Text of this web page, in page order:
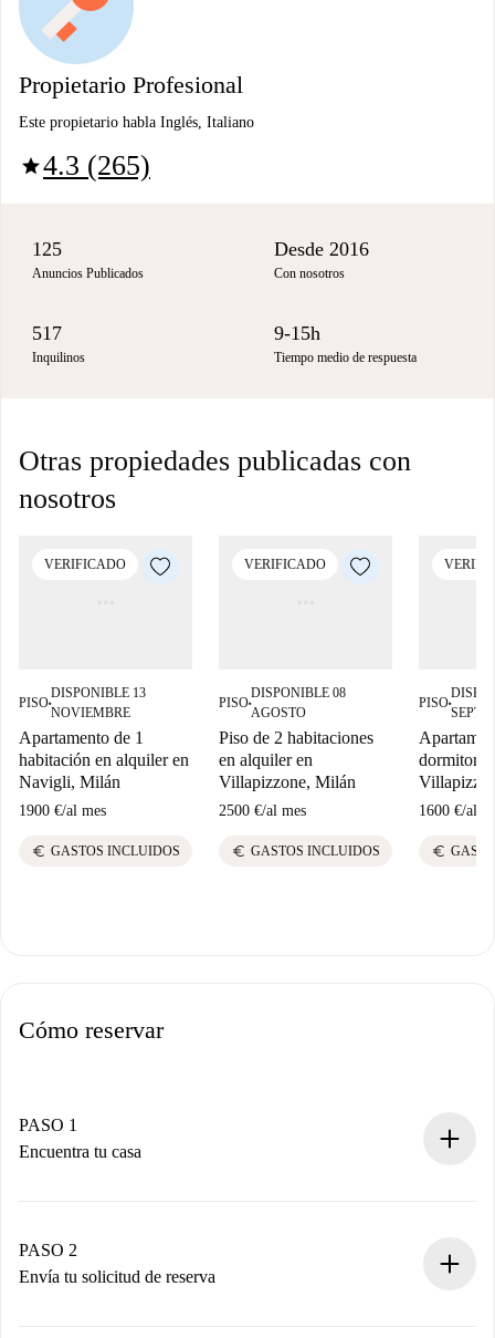
Propietario Profesional
Este propietario habla Inglés, Italiano
star4.3 (265)
125
Anuncios Publicados
Desde 2016
Con nosotros
517
Inquilinos
9-15h
Tiempo medio de respuesta
Otras propiedades publicadas con
nosotros
VERIFICADO
PISO■
DISPONIBLE 13
NOVIEMBRE
Apartamento de 1
habitación en alquiler en
Navigli, Milán
1900 €/al mes
euro GASTOS INCLUIDOS
VERIFICADO
PISO■
DISPONIBLE 08
AGOSTO
Piso de 2 habitaciones
en alquiler en
Villapizzone, Milán
2500 €/al mes
euro GASTOS INCLUIDOS
PISO■
dormitorio
1600 €/al
euro
Cómo reservar
PASO 1
Encuentra tu casa
Tienes toda la información necesaria por adelantado.
PASO 2
Envía tu solicitud de reserva